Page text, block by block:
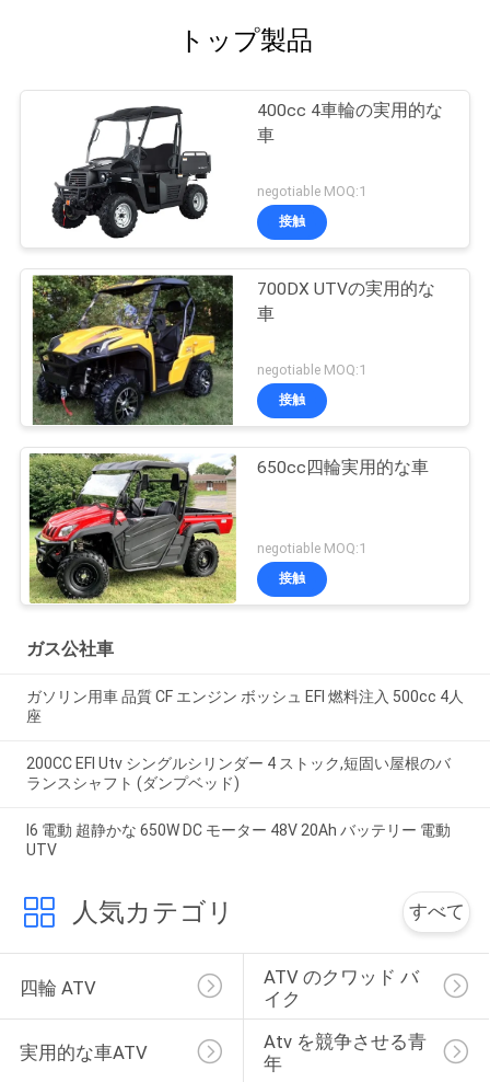
トップ製品
400cc 4車輪の実用的な
車
negotiable MOQ:1
接触
700DX UTVの実用的な
車
negotiable MOQ:1
接触
650cc四輪実用的な車
negotiable MOQ:1
接触
ガス公社車
ガソリン用車 品質 CF エンジン ボッシュ EFI 燃料注入 500cc 4人
座
200CC EFI Utv シングルシリンダー 4 ストック,短固い屋根のバ
ランスシャフト (ダンプベッド)
I6 電動 超静かな 650W DC モーター 48V 20Ah バッテリー 電動
UTV
人気カテゴリ すべて
四輪 ATV
ATV のクワッド バ
イク
実用的な車ATV
Atv を競争させる青
年